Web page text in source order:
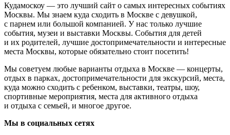
Кудамоскоу — это лучший сайт о самых интересных событиях
Москвы. Мы знаем куда сходить в Москве с девушкой,
с парнем или большой компанией. У нас только лучшие
события, музеи и выставки Москвы. События для детей
и их родителей, лучшие достопримечательности и интересные
места Москвы, которые обязательно стоит посетить!
Мы советуем любые варианты отдыха в Москве — концерты,
отдых в парках, достопримечательности для экскурсий, места,
куда можно сходить с ребенком, выставки, театры, шоу,
спортивные мероприятия, места для активного отдыха
и отдыха с семьей, и многое другое.
Мы в социальных сетях